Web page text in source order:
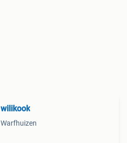
wilikook
Warfhuizen